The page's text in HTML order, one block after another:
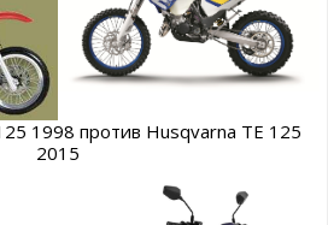
1998 против Husqvarna TE 125
2015